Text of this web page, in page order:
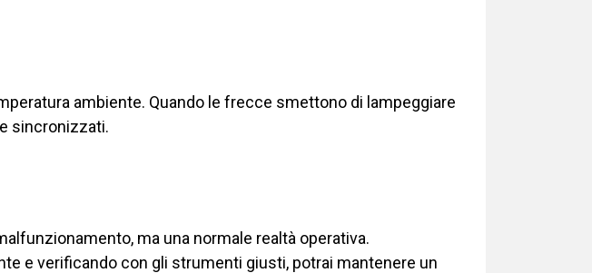
ambiente. Quando le frecce smettono di lampeggiare
sincronizzati.
ma una normale realtà operativa.
e verificando con gli strumenti giusti, potrai mantenere un